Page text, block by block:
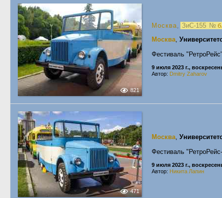
821
Москва, ЗиС-155 №
Москва,
Фестиваль
9 июля 2023 г.,
Автор: Dmitry Zaharov
471
Москва,
Фестиваль
9 июля 2023 г.,
Автор: Никита Лапин